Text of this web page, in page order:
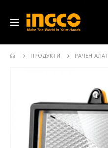
ПРОДУКТИ РАЧЕН АЛАТ